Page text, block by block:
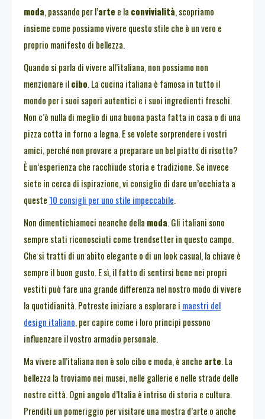
moda, passando per l’arte e la convivialità, scopriamo
insieme come possiamo vivere questo stile che è un vero e
proprio manifesto di bellezza.
Quando si parla di vivere all’italiana, non possiamo non
menzionare ilcibo. La cucina italiana è famosa in tutto il
mondo per i suoi sapori autentici e i suoi ingredienti freschi.
Non c’è nulla di meglio di una buona pasta fatta in casa o di una
pizza cotta in forno a legna. E se volete sorprendere i vostri
amici, perché non provare a preparare un bel piatto di risotto?
È un’esperienza che racchiude storia e tradizione. Se invece
siete in cerca di ispirazione, vi consiglio di dare un’occhiata a
queste 10 consigli per uno stile impeccabile.
Non dimentichiamoci neanche della moda. Gli italiani sono
sempre stati riconosciuti come trendsetter in questo campo.
Che si tratti di un abito elegante o di un look casual, la chiave è
sempre il buon gusto. E sì, il fatto di sentirsi bene nei propri
vestiti può fare una grande differenza nel nostro modo di vivere
la quotidianità. Potreste iniziare a esplorare i maestri del
design italiano, per capire come i loro principi possono
influenzare il vostro armadio personale.
Ma vivere all’italiana non è solo cibo e moda, è anche arte. La
bellezza la troviamo nei musei, nelle gallerie e nelle strade delle
nostre città. Ogni angolo d’Italia è intriso di storia e cultura.
Prenditi un pomeriggio per visitare una mostra d’arte o anche